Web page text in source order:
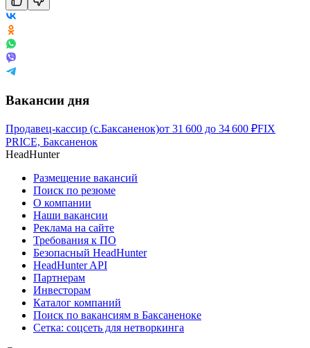
Вакансии дня
Продавец-кассир (с.Баксаненок)от 31 600 до 34 600 ₽FIX
PRICE, Баксаненок
HeadHunter
Размещение вакансий
Поиск по резюме
О компании
Наши вакансии
Реклама на сайте
Требования к ПО
Безопасный HeadHunter
HeadHunter API
Партнерам
Инвесторам
Каталог компаний
Поиск по вакансиям в Баксаненоке
Сетка: соцсеть для нетворкинга